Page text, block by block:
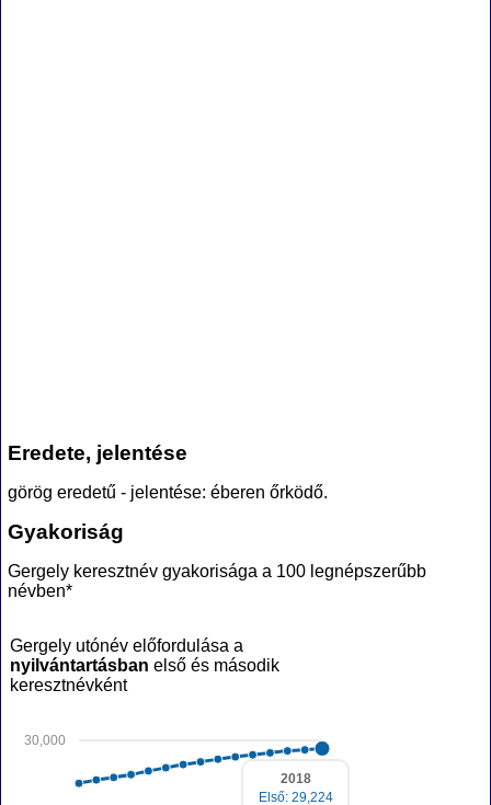
Eredete, jelentése
görög eredetű - jelentése: éberen őrködő.
Gyakoriság
Gergely keresztnév gyakorisága a 100 legnépszerűbb
névben*
Gergely utónév előfordulása a
nyilvántartásban első és második
keresztnévként
30,000
2018
Első: 29,224